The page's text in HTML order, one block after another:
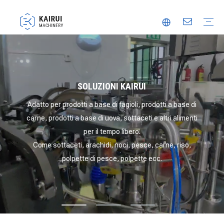
SOLUZIONI KAIRUI
Adatto per prodotti a base di fagioli, prodotti a base di
carne, prodotti a base di uova, sottaceti e altri alimenti
per il tempo libero.
Come sottaceti, arachidi, noci, pesce, carne, riso,
polpette di pesce, polpette ecc.